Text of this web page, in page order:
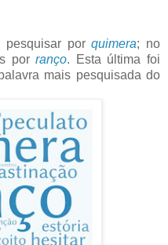
pesquisar porquimera; no
porranço. Esta última foi
mais pesquisada do